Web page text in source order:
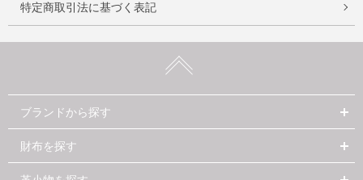
特定商取引法に基づく表記
ブランドから探す
財布を探す